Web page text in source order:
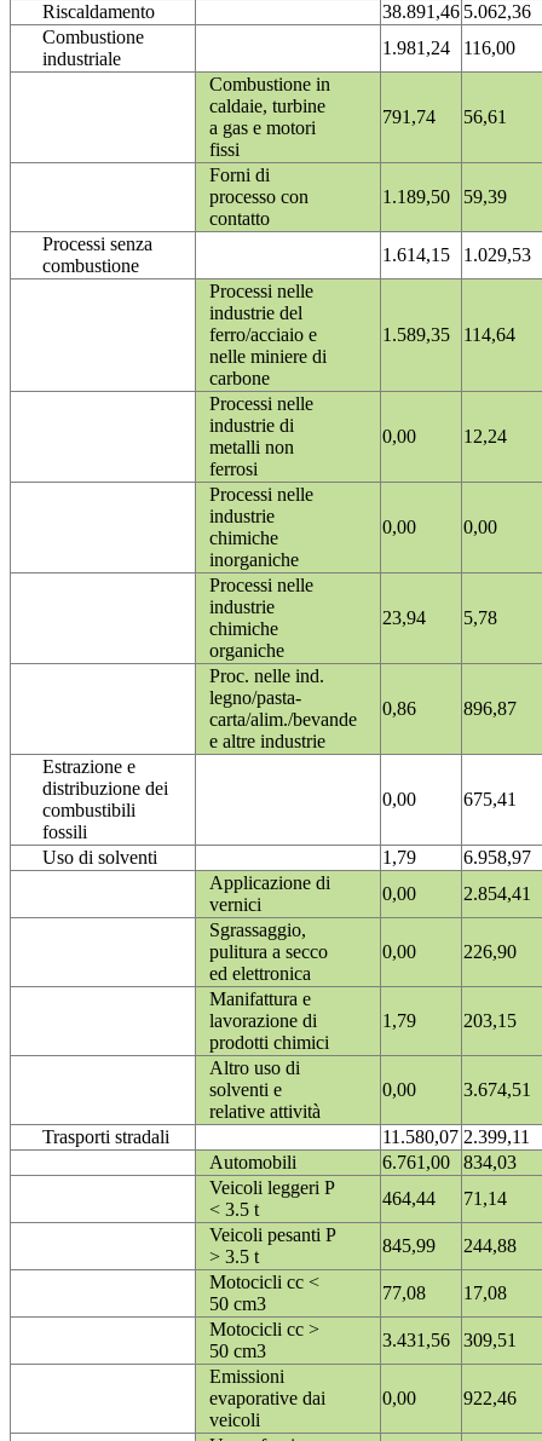
Riscaldamento
38.891,46 5.062,36
Combustione
industriale
1.981,24
116,00
Combustione in
caldaie, turbine
a gas e motori
fissi
791,74 56,61
Forni di
processo con
contatto
1.189,50 59,39
Processi senza
combustione
1.614,15
1.029,53
Processi nelle
industrie del
ferro/acciaio e
nelle miniere di
carbone
1.589,35 114,64
Processi nelle
industrie di
metalli non
ferrosi
0,00 12,24
Processi nelle
industrie
chimiche
inorganiche
0,00 0,00
Processi nelle
industrie
chimiche
organiche
23,94 5,78
Proc. nelle ind.
legno/pasta-
carta/alim./bevande
e altre industrie
0,86 896,87
Estrazione e
distribuzione dei
combustibili
fossili
0,00 675,41
Uso di solventi 1,79
6.958,97
Applicazione di
vernici
0,00
2.854,41
Sgrassaggio,
pulitura a secco
ed elettronica
0,00 226,90
Manifattura e
lavorazione di
prodotti chimici
1,79 203,15
Altro uso di
solventi e
relative attività
0,00 3.674,51
Trasporti stradali 11.580,07 2.399,11
Automobili
6.761,00
834,03
Veicoli leggeri P
< 3.5 t
464,44
71,14
Veicoli pesanti P
> 3.5 t
845,99
244,88
Motocicli cc <
50 cm3
77,08
17,08
Motocicli cc >
50 cm3
3.431,56
309,51
Emissioni
evaporative dai
veicoli
0,00 922,46